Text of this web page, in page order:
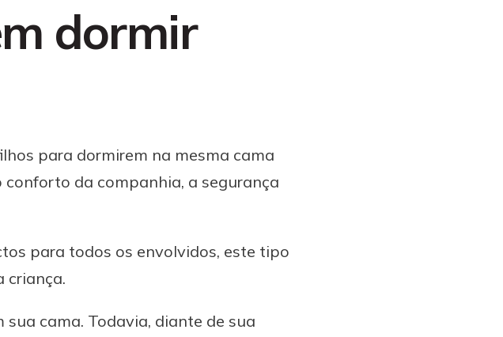
dormir
para dormirem na mesma cama
conforto da companhia, a segurança
para todos os envolvidos, este tipo
criança.
cama. Todavia, diante de sua